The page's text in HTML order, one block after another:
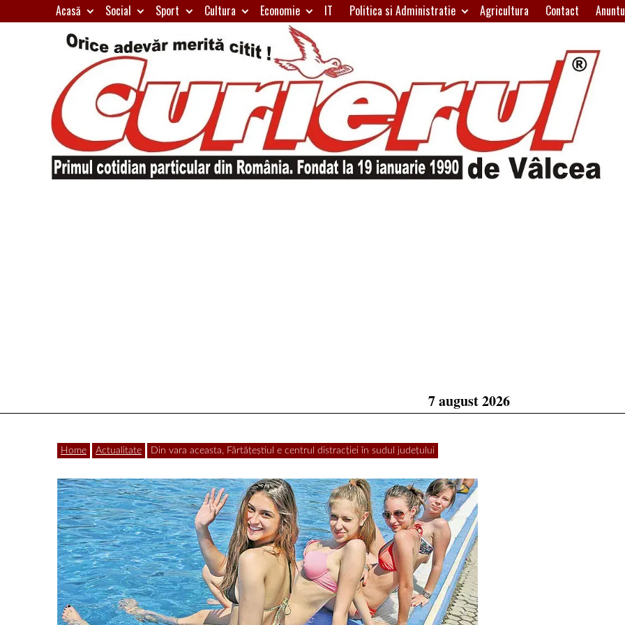
to
Acasă Social Sport Cultura Economie IT Politica si Administratie Agricultura Contact
7 august 2026
Home Actualitate Din vara aceasta, Fârtăţeştiul e centrul distracţiei în sudul judeţului